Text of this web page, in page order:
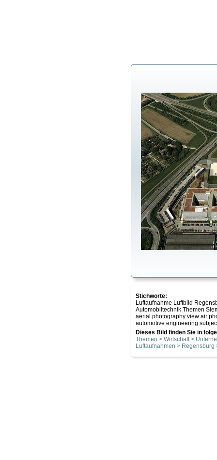
Stichworte:
Luftaufnahme Luftbild
Automobiltechnik Themen
aerial photography view air
automotive engineering
Dieses Bild finden Sie in
Themen > Wirtschaft >
Luftaufnahmen > Regensburg